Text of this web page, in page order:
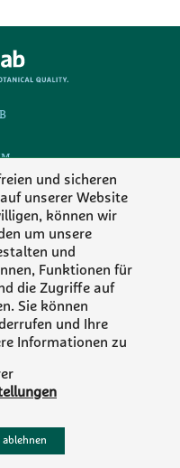
und sicheren
unserer Website
können wir
um unsere
und
Funktionen für
die Zugriffe auf
Sie können
und Ihre
Informationen zu
ablehnen